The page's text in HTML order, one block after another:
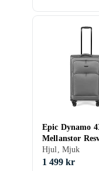
Epic Dynamo
Mellanstor
69cm
Hjul, Mjuk
1 499 kr